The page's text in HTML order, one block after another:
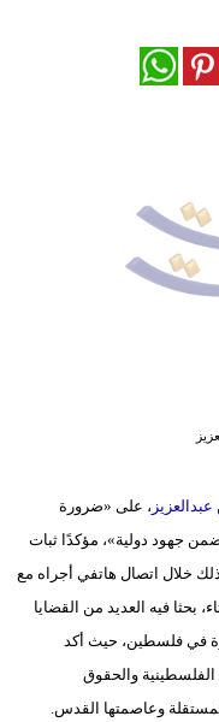
علوم
وتكنولوجيا
مدوَّنات
، على «ضرورة
جهود دولية»، مؤكدًا ثبات
خلال اتصال هاتفي أجراه مع
بحثا فيه العديد من القضايا
في فلسطين، حيث أكد
والحقوق
وعاصمتها القدس.